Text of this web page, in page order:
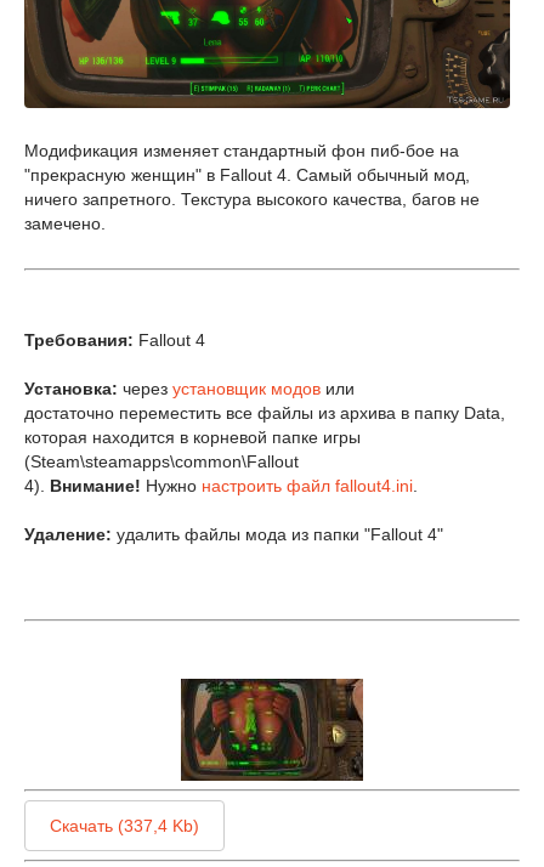
Модификация изменяет стандартный фон пиб-бое на
"прекрасную женщин" в Fallout 4. Самый обычный мод,
ничего запретного. Текстура высокого качества, багов не
замечено.
Требования: Fallout 4
Установка: через установщик модов или
достаточно переместить все файлы из архива в папку Data,
которая находится в корневой папке игры
(Steam\steamapps\common\Fallout
4). Внимание! Нужно настроить файл fallout4.ini
Удаление: удалить файлы мода из папки "Fallout 4"
Скачать (337,4 Kb)